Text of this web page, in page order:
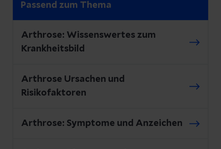
Passend zum Thema
Arthrose: Wissenswertes zum
Krankheitsbild
Arthrose Ursachen und
Risikofaktoren
Arthrose: Symptome und Anzeichen